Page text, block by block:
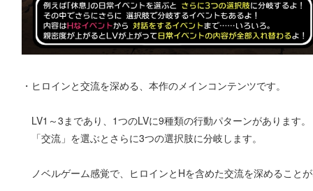
・ヒロインと交流を深める、本作のメインコンテンツです。
LV1～3まであり、1つのLVに9種類の行動パターンがあります。
「交流」を選ぶとさらに3つの選択肢に分岐します。
ノベルゲーム感覚で、ヒロインとHを含めた交流を深めること